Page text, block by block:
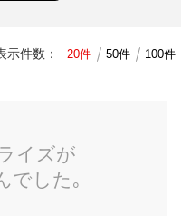
示件数： 20件 50件 100件